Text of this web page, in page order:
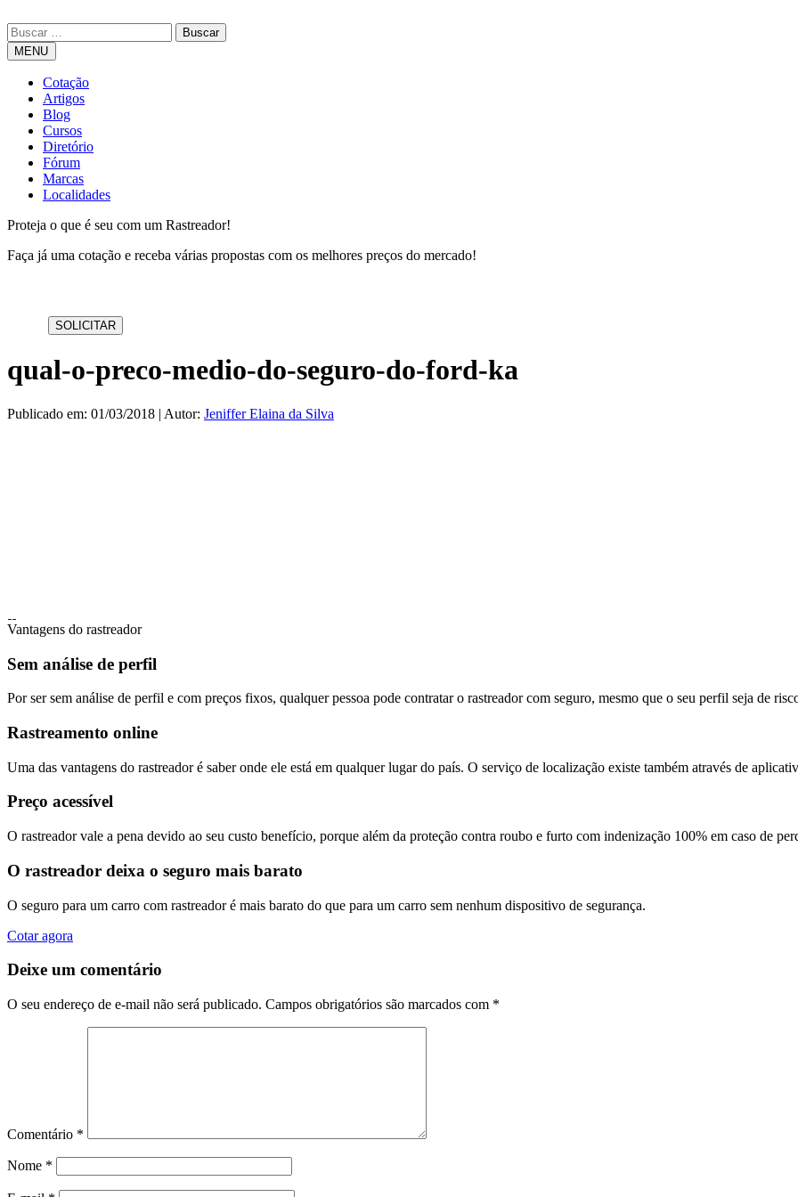
MENU
Cotação
Artigos
Blog
Cursos
Diretório
Fórum
Marcas
Localidades
Proteja o que é seu com um Rastreador!
Faça já uma cotação e receba várias propostas com os melhores preços do mercado!
qual-o-preco-medio-do-seguro-do-ford-ka
Publicado em: 01/03/2018 | Autor: Jeniffer Elaina da Silva
Vantagens do rastreador
Sem análise de perfil
Por ser sem análise de perfil e com preços fixos, qualquer pessoa pode contratar o rastreador com seguro, mesmo que o seu perfil seja de
Rastreamento online
Uma das vantagens do rastreador é saber onde ele está em qualquer lugar do país. O serviço de localização existe também através de
Preço acessível
O rastreador vale a pena devido ao seu custo benefício, porque além da proteção contra roubo e furto com indenização 100% em caso de
O rastreador deixa o seguro mais barato
O seguro para um carro com rastreador é mais barato do que para um carro sem nenhum dispositivo de segurança.
Cotar agora
Deixe um comentário
O seu endereço de e-mail não será publicado. Campos obrigatórios são marcados com *
Comentário *
Nome *